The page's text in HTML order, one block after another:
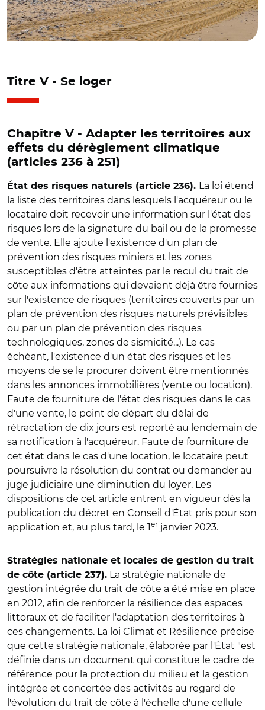
Titre V - Se loger
Chapitre V - Adapter les territoires aux
effets du dérèglement climatique
(articles 236 à 251)
État des risques naturels (article 236). La loi étend
la liste des territoires dans lesquels l'acquéreur ou le
locataire doit recevoir une information sur l'état des
risques lors de la signature du bail ou de la promesse
de vente. Elle ajoute l'existence d'un plan de
prévention des risques miniers et les zones
susceptibles d'être atteintes par le recul du trait de
côte aux informations qui devaient déjà être fournies
sur l'existence de risques (territoires couverts par un
plan de prévention des risques naturels prévisibles
ou par un plan de prévention des risques
technologiques, zones de sismicité...). Le cas
échéant, l'existence d'un état des risques et les
moyens de se le procurer doivent être mentionnés
dans les annonces immobilières (vente ou location).
Faute de fourniture de l'état des risques dans le cas
d'une vente, le point de départ du délai de
rétractation de dix jours est reporté au lendemain de
sa notification à l'acquéreur. Faute de fourniture de
cet état dans le cas d'une location, le locataire peut
poursuivre la résolution du contrat ou demander au
juge judiciaire une diminution du loyer. Les
dispositions de cet article entrent en vigueur dès la
publication du décret en Conseil d'État pris pour son
application et, au plus tard, le 1er janvier 2023.
Stratégies nationale et locales de gestion du trait
de côte (article 237). La stratégie nationale de
gestion intégrée du trait de côte a été mise en place
en 2012, afin de renforcer la résilience des espaces
littoraux et de faciliter l'adaptation des territoires à
ces changements. La loi Climat et Résilience précise
que cette stratégie nationale, élaborée par l'État "est
définie dans un document qui constitue le cadre de
référence pour la protection du milieu et la gestion
intégrée et concertée des activités au regard de
l'évolution du trait de côte à l'échelle d'une cellule